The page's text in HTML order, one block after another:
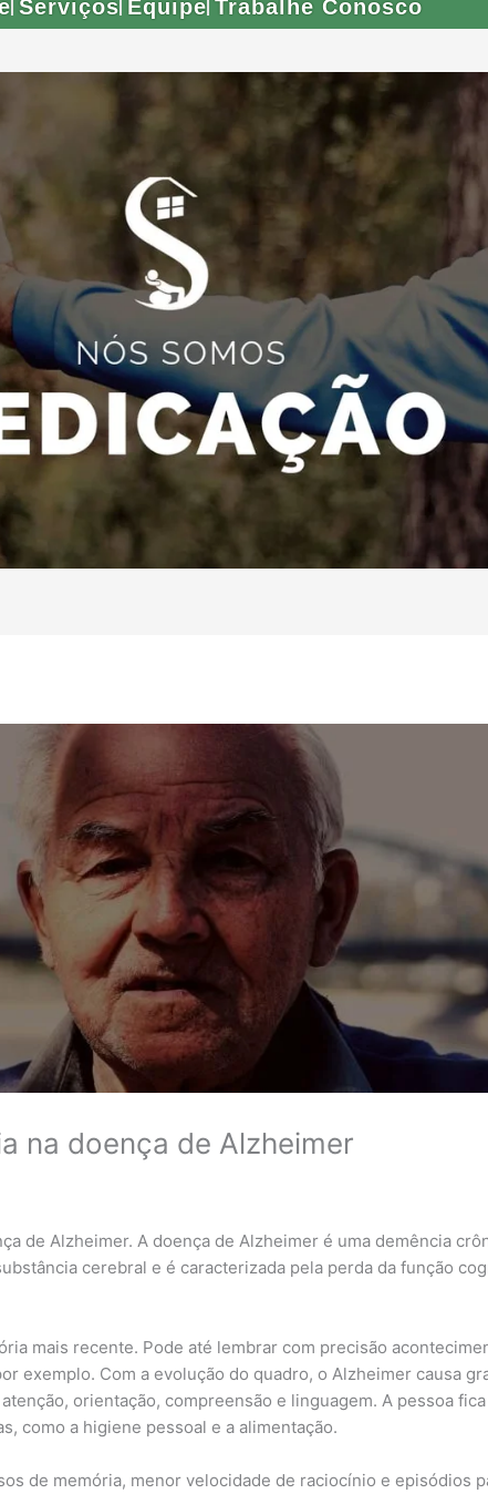
Serviços Equipe Trabalhe Conosco
na doença de Alzheimer
de Alzheimer. A doença de Alzheimer é uma demência
cerebral e é caracterizada pela perda da função
mais recente. Pode até lembrar com precisão
exemplo. Com a evolução do quadro, o Alzheimer causa
orientação, compreensão e linguagem. A pessoa
como a higiene pessoal e a alimentação.
de memória, menor velocidade de raciocínio e episódios